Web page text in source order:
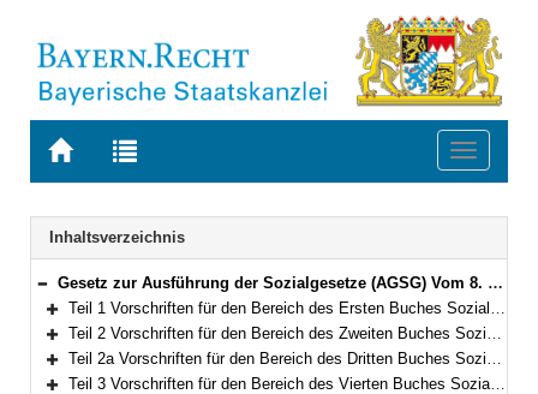
Zur
BAYERN.RECHT
Zur
letzten
Suche
Toggle
Navigation
Inhaltsverzeichnis
Bereich reduzieren
Gesetz zur Ausführung der Sozialgesetze (AGSG) Vom 8. Dezember 2006 (GVBl. S. 942) BayRS 86-7-A/G (Art. 1–122)
Bereich erweitern
Teil 1 Vorschriften für den Bereich des Ersten Buches Sozialgesetzbuch – Allgemeiner Teil – (Art. 1)
Bereich erweitern
Teil 2 Vorschriften für den Bereich des Zweiten Buches Sozialgesetzbuch – Grundsicherung für Arbeitsuchende – (Art. 2–3)
Bereich erweitern
Teil 2a Vorschriften für den Bereich des Dritten Buches Sozialgesetzbuch – Arbeitsförderung – (Art. 4–5a)
Teil 3 Vorschriften für den Bereich des Vierten Buches Sozialgesetzbuch – Gemeinsame Vorschriften für die Sozialversicherung – (Art. 6–8)